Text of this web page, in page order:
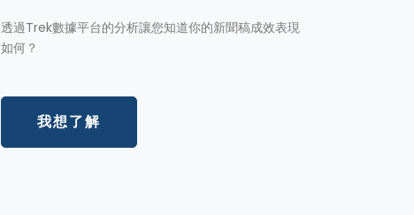
透過Trek數據平台的分析讓您知道你的新聞稿成效表現
如何？
我想了解